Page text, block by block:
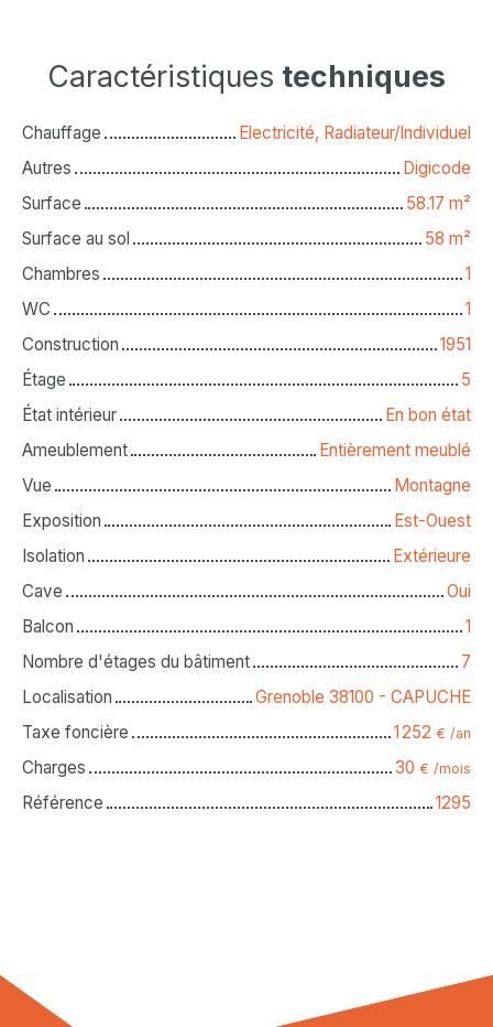
Caractéristiques techniques
Chauffage
Electricité, Radiateur/Individuel
Autres
Digicode
Surface
58.17 m²
Surface au sol
58 m²
Chambres
1
WC
1
Construction
1951
Étage
5
État intérieur
En bon état
Ameublement
Entièrement meublé
Vue
Montagne
Exposition
Est-Ouest
Isolation
Extérieure
Cave
Oui
Balcon
1
Nombre d'étages du bâtiment
7
Localisation
Grenoble 38100 - CAPUCHE
Taxe foncière
1 252 € /an
Charges 30 € /mois
Référence 1295